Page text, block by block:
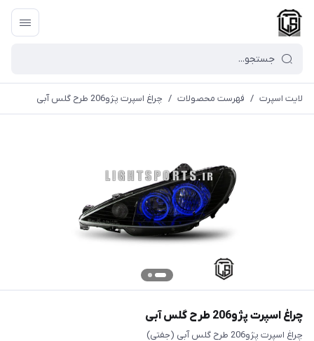
لایت اسپرت / فهرست محصولات / چراغ اسپرت پژو206 طرح گلس آبی
چراغ اسپرت پژو206 طرح گلس آبی
چراغ اسپرت پژو206 طرح گلس آبی (جفتی)